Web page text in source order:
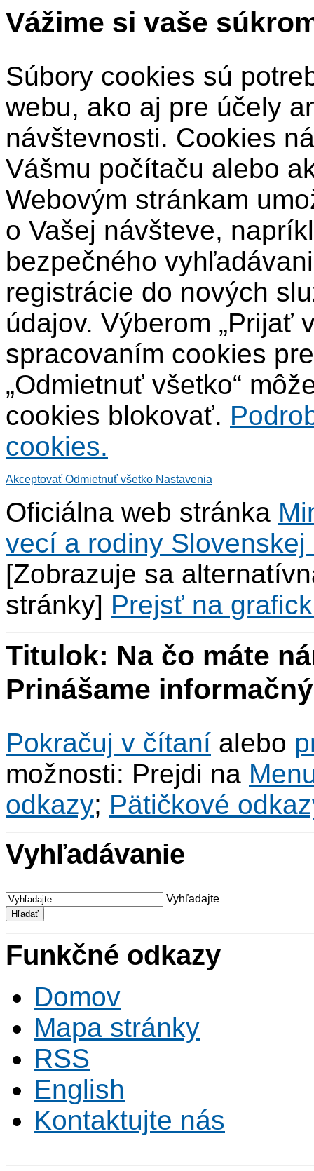
Vážime si vaše
Súbory cookies sú
webu, ako aj pre účely
návštevnosti. Cookies
Vášmu počítaču alebo
Webovým stránkam
o Vašej návšteve,
bezpečného
registrácie do nových
údajov. Výberom „Prijať
spracovaním cookies
„Odmietnuť všetko“
cookies blokovať.
cookies.
Akceptovať Odmietnuť všetko Nastavenia
Oficiálna web stránka
vecí a rodiny Slovenskej
[Zobrazuje sa
stránky] Prejsť na
Titulok: Na čo máte
Prinášame
Pokračuj v čítaní alebo
možnosti: Prejdi na
odkazy; Pätičkové
Vyhľadávanie
Vyhľadajte
Funkčné odkazy
Domov
Mapa stránky
RSS
English
Kontaktujte nás